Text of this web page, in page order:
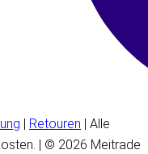
Retouren | Alle
| © 2026 Meitrade